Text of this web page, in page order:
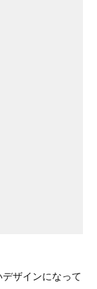
ザインになって